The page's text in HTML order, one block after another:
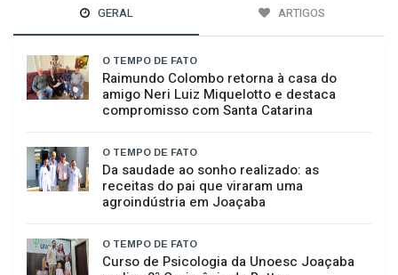
GERAL ARTIGOS
O TEMPO DE FATO
Raimundo Colombo retorna à casa do
amigo Neri Luiz Miquelotto e destaca
compromisso com Santa Catarina
O TEMPO DE FATO
Da saudade ao sonho realizado: as
receitas do pai que viraram uma
agroindústria em Joaçaba
O TEMPO DE FATO
Curso de Psicologia da Unoesc Joaçaba